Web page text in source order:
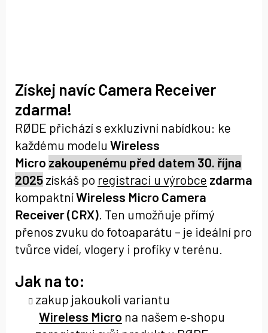
Získej navíc Camera Receiver
zdarma!
RØDE přichází s exkluzivní nabídkou: ke
každému modelu Wireless
Micro zakoupenému před datem 30. října
2025 získáš po registraci u výrobce zdarma
kompaktníWireless Micro Camera
Receiver (CRX). Ten umožňuje přímý
přenos zvuku do fotoaparátu – je ideální pro
tvůrce videí, vlogery i profíky v terénu.
Jak na to:
zakup jakoukoli variantu
Wireless Micro na našem e‑shopu